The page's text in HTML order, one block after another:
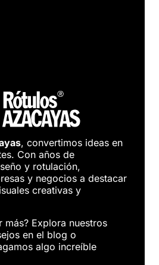
, convertimos ideas en
Con años de
y rotulación,
y negocios a destacar
creativas y
más? Explora nuestros
en el blog o
algo increíble